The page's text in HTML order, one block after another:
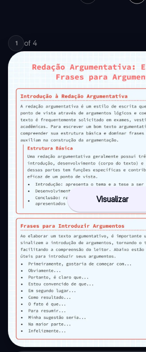
1 of 4
Visualizar